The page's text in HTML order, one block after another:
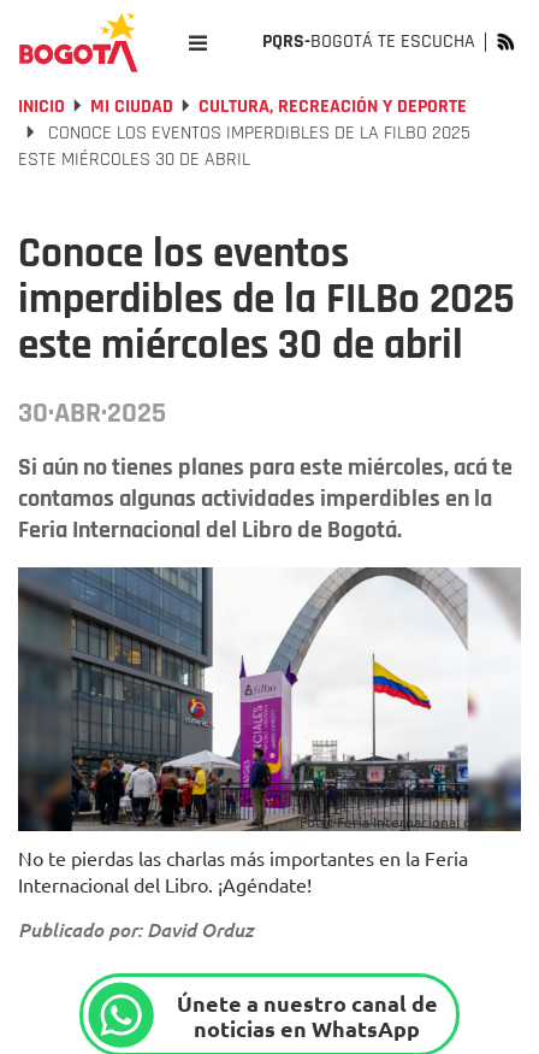
PQRS-BOGOTÁ TE ESCUCHA
INICIO MI CIUDAD
CULTURA, RECREACIÓN Y DEPORTE
CONOCE LOS EVENTOS IMPERDIBLES DE LA FILBO 2025
ESTE MIÉRCOLES 30 DE ABRIL
Conoce los eventos
imperdibles de la FILBo 2025
este miércoles 30 de abril
30·ABR·2025
Si aún no tienes planes para este miércoles, acá te
contamos algunas actividades imperdibles en la
Feria Internacional del Libro de Bogotá.
Foto: Feria Internacional del Libro
No te pierdas las charlas más importantes en la Feria
Internacional del Libro. ¡Agéndate!
Publicado por: David Orduz
Únete a nuestro canal de
noticias en WhatsApp